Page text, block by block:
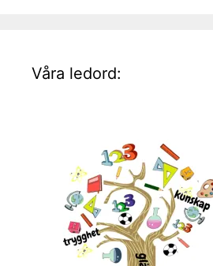
Våra ledord: